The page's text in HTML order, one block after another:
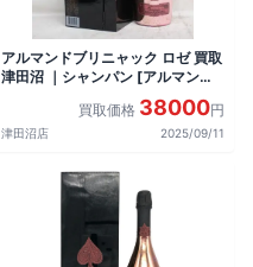
アルマンドブリニャック ロゼ 買取
津田沼 ｜シャンパン [アルマンド
ブリニャック ロゼ]をお酒
買取価格 38000円
津田沼店 2025/09/11